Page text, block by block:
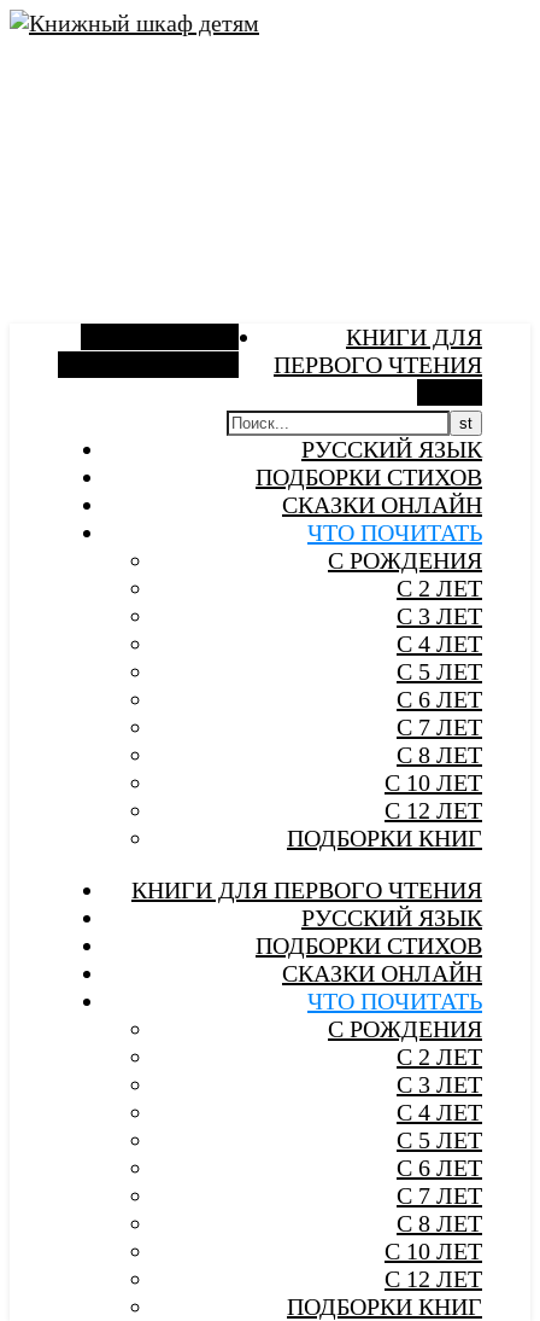
КНИГИ ДЛЯ
ПЕРВОГО ЧТЕНИЯ
РУССКИЙ ЯЗЫК
ПОДБОРКИ СТИХОВ
СКАЗКИ ОНЛАЙН
ЧТО ПОЧИТАТЬ
С РОЖДЕНИЯ
С 2 ЛЕТ
С 3 ЛЕТ
С 4 ЛЕТ
С 5 ЛЕТ
С 6 ЛЕТ
С 7 ЛЕТ
С 8 ЛЕТ
С 10 ЛЕТ
С 12 ЛЕТ
ПОДБОРКИ КНИГ
КНИГИ ДЛЯ ПЕРВОГО ЧТЕНИЯ
РУССКИЙ ЯЗЫК
ПОДБОРКИ СТИХОВ
СКАЗКИ ОНЛАЙН
ЧТО ПОЧИТАТЬ
С РОЖДЕНИЯ
С 2 ЛЕТ
С 3 ЛЕТ
С 4 ЛЕТ
С 5 ЛЕТ
С 6 ЛЕТ
С 7 ЛЕТ
С 8 ЛЕТ
С 10 ЛЕТ
С 12 ЛЕТ
ПОДБОРКИ КНИГ